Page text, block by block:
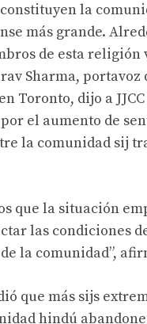
la
más grande.
de esta religión
Sharma, portavoz
Toronto, dijo a
el aumento de
la comunidad sij
que la situación
las condiciones
la comunidad”,
que más sijs
hindú abandone